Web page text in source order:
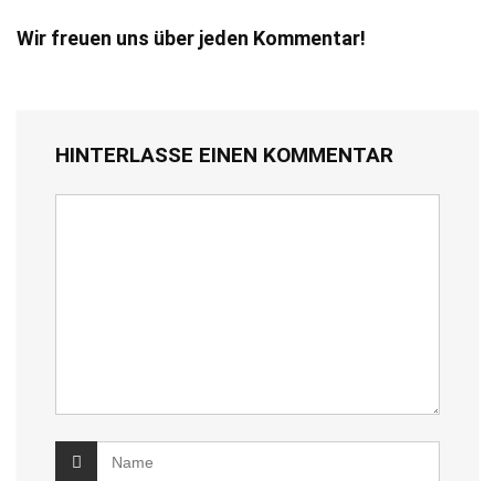
Wir freuen uns über jeden Kommentar!
HINTERLASSE EINEN KOMMENTAR